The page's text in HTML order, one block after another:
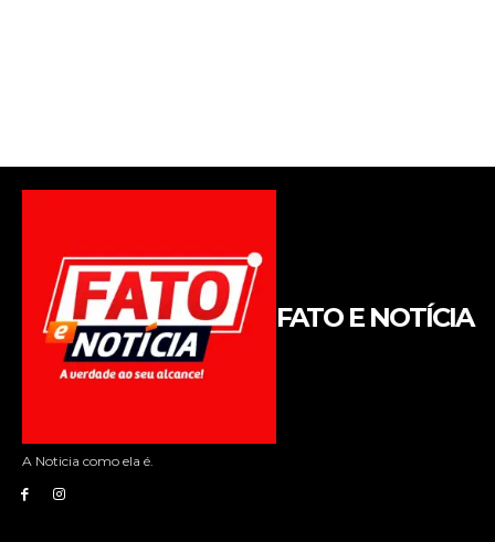
FATO E NOTÍCIA
A Noticia como ela é.